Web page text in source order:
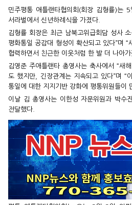
민주평통 애틀랜타협의회(회장 김형률)는
서라벌에서 신년하례식을 가졌다.
김형률 회장은 최근 남북고위급회담 성사
평화통일 공감대 형성이 확산되고 있다”며
협력하면서 친근한 이웃처럼 한 발 더 나아가
김영준 주애틀랜타 총영사는 축사에서 “새
도 했지만, 긴장관계는 지속되고 있다”며 “
통일에 대한 지지기반 강화에 평통위원들이
이날 김 총영사는 이한성 자문위원과 박수
전달했다.